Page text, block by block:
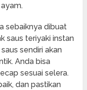
sebaiknya dibuat
saus teriyaki instan
sendiri akan
Anda bisa
sesuai selera.
dan pastikan